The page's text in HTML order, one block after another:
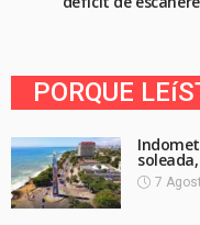
PORQUE
7